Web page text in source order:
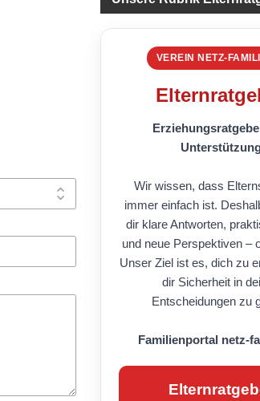
VEREIN NETZ-
Wir wissen, dass
immer einfach ist.
dir klare Antworten,
und neue Perspektiven –
Unser Ziel ist es, dich zu
dir Sicherheit in
Entscheidungen zu
Familienportal netz-